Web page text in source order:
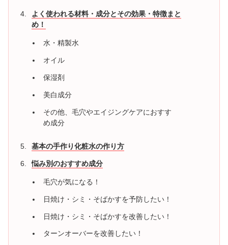
よく使われる材料・成分とその効果・特徴まと
め！
水・精製水
オイル
保湿剤
美白成分
その他、毛穴やエイジングケアにおすす
め成分
基本の手作り化粧水の作り方
悩み別のおすすめ成分
毛穴が気になる！
日焼け・シミ・そばかすを予防したい！
日焼け・シミ・そばかすを改善したい！
ターンオーバーを改善したい！